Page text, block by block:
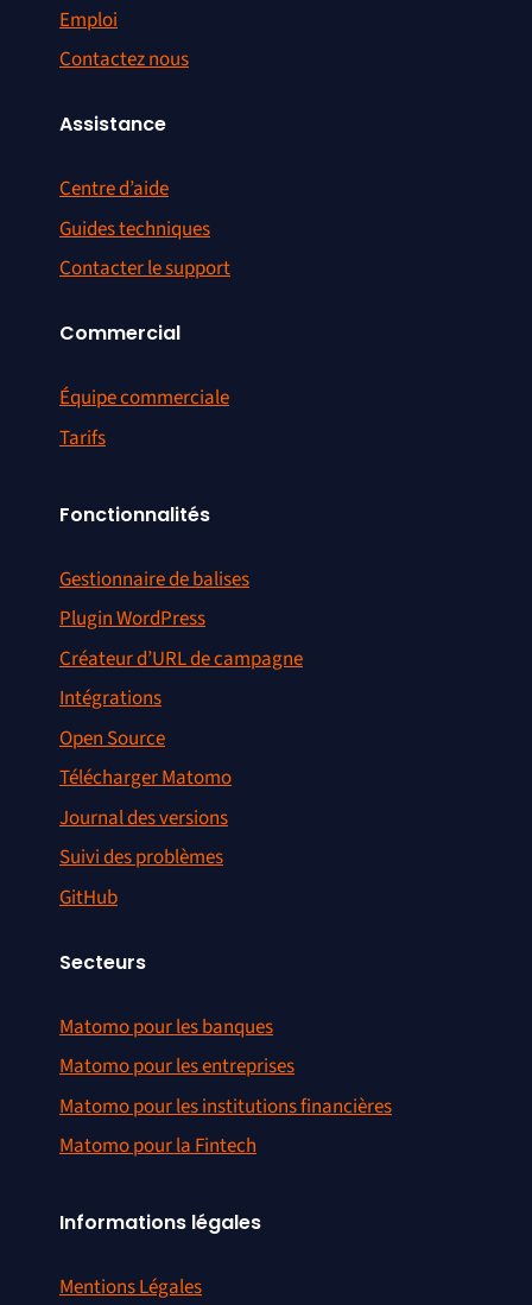
Emploi
Contactez nous
Assistance
Centre d’aide
Guides techniques
Contacter le support
Commercial
Équipe commerciale
Tarifs
Fonctionnalités
Gestionnaire de balises
Plugin WordPress
Créateur d’URL de campagne
Intégrations
Open Source
Télécharger Matomo
Journal des versions
Suivi des problèmes
GitHub
Secteurs
Matomo pour les banques
Matomo pour les entreprises
Matomo pour les institutions financières
Matomo pour la Fintech
Informations légales
Mentions Légales